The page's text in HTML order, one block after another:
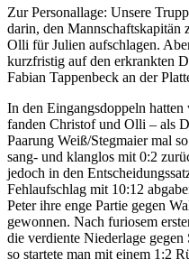
Zur Personallage: Unsere
darin, den Mannschaftskapitän
Olli für Julien aufschlagen.
kurzfristig auf den erkrankten
Fabian Tappenbeck an der
In den Eingangsdoppeln
fanden Christof und Olli – als
Paarung Weiß/Stegmaier mal
sang- und klanglos mit 0:2
jedoch in den
Fehlaufschlag mit 10:12
Peter ihre enge Partie gegen
gewonnen. Nach furiosem
die verdiente Niederlage
so startete man mit einem 1:2